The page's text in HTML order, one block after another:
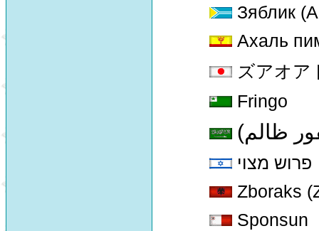
Зяблик
Ахаль
ズアオア
Fringo
ظالم)
פרוש מצוי
Zboraks
Sponsun